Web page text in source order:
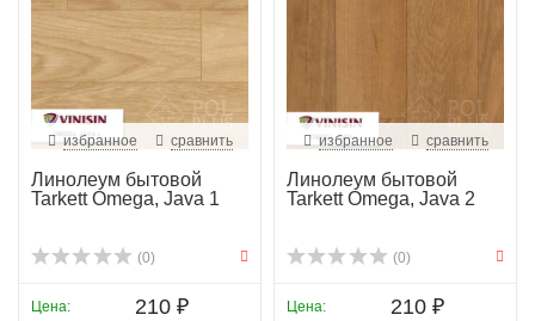
избранное сравнить
Линолеум бытовой
Tarkett Omega, Java 1
(0)
Цена: 210 ₽
избранное сравнить
Линолеум бытовой
Tarkett Omega, Java 2
(0)
Цена: 210 ₽